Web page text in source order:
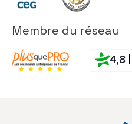
Membre du réseau
4,8